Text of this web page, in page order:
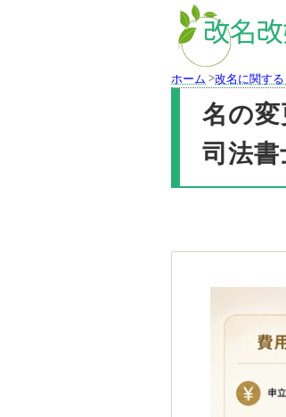
ホーム >改名に関する
名の
司法